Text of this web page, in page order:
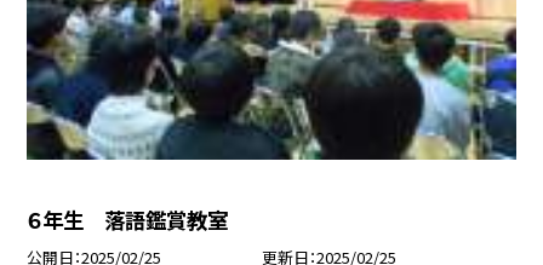
６年生 落語鑑賞教室
公開日 2025/02/25 更新日 2025/02/25